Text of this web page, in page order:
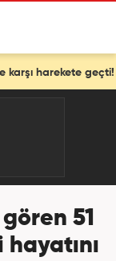
geçti!
51